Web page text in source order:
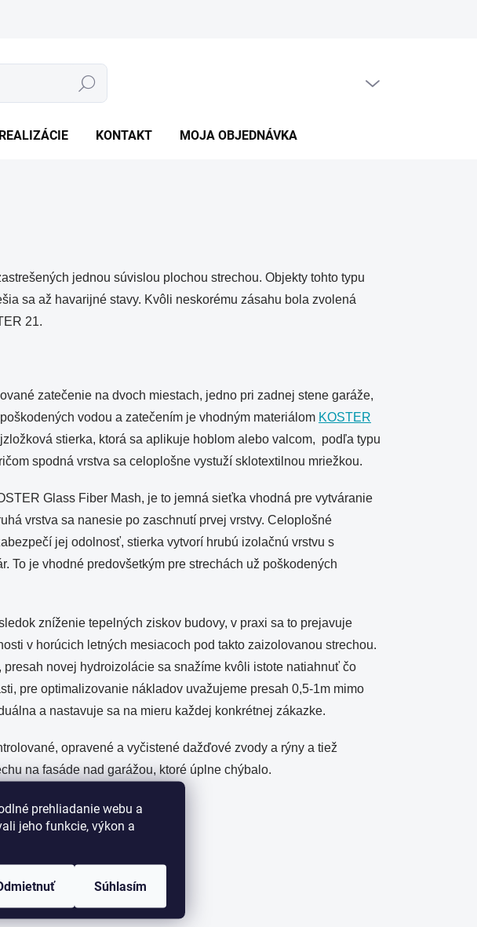
prehliadanie webu a
jeho funkcie, výkon a
Súhlasím
Hľadať
REALIZÁCIE KONTAKT MOJA OBJEDNÁVKA
jednou súvislou plochou strechou. Objekty tohto typu
sa až havarijné stavy. Kvôli neskorému zásahu bola zvolená
21.
zatečenie na dvoch miestach, jedno pri zadnej stene garáže,
vodou a zatečením je vhodným materiálom KOSTER
stierka, ktorá sa aplikuje hoblom alebo valcom, podľa typu
spodná vrstva sa celoplošne vystuží sklotextilnou mriežkou.
Glass Fiber Mash, je to jemná sieťka vhodná pre vytváranie
vrstva sa nanesie po zaschnutí prvej vrstvy. Celoplošné
jej odolnosť, stierka vytvorí hrubú izolačnú vrstvu s
To je vhodné predovšetkým pre strechách už poškodených
zníženie tepelných ziskov budovy, v praxi sa to prejavuje
v horúcich letných mesiacoch pod takto zaizolovanou strechou.
novej hydroizolácie sa snažíme kvôli istote natiahnuť čo
pre optimalizovanie nákladov uvažujeme presah 0,5-1m mimo
a nastavuje sa na mieru každej konkrétnej zákazke.
opravené a vyčistené dažďové zvody a rýny a tiež
na fasáde nad garážou, ktoré úplne chýbalo.
Predchádzajúci článok